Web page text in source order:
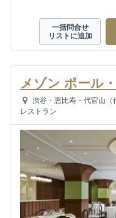
一括問合せ
リストに追加
メゾン ポール
渋谷・恵比寿・代官山（
レストラン